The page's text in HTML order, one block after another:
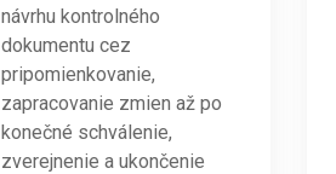
návrhu kontrolného
dokumentu cez
pripomienkovanie,
zapracovanie zmien až po
konečné schválenie,
zverejnenie a ukončenie